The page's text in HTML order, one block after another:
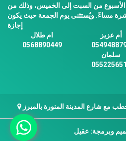
الأسبوع من السبت إلى الخميس، وذلك من
مساءً. ويُستثنى يوم الجمعة حيث يكون
إجازة
ام طلال
0568890449
أم عزيز
سلمان
مع شارع المدينة المنورة بالمبرز